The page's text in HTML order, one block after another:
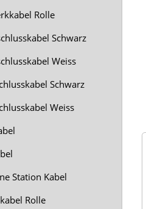
Rolle
Schwarz
Weiss
Schwarz
Weiss
Station Kabel
Rolle